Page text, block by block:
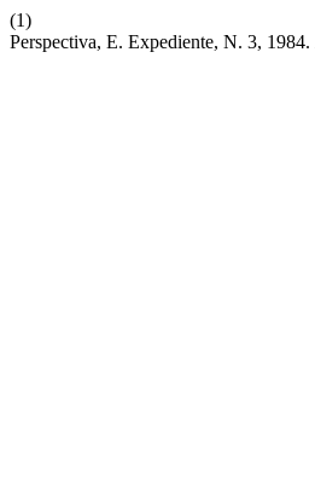
(1)
Perspectiva, E. Expediente, N. 3, 1984.